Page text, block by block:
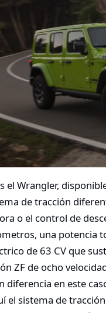
Wrangler,
de tracción
o el control de
una potencia
de 63 CV que
ZF de ocho
diferencia en este
el sistema de